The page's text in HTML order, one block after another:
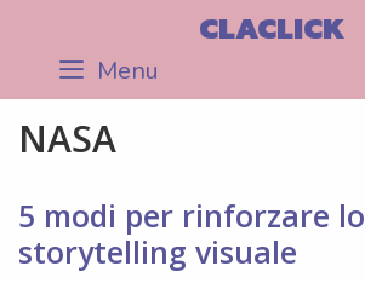
content
CLACLICK
Menu
NASA
5 modi per rinforzare lo
storytelling visuale